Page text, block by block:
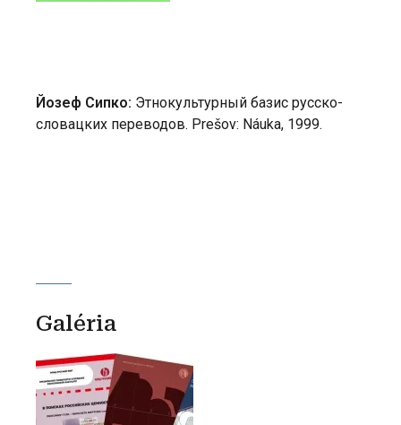
Йозеф Сипко: Этнокультурный базис русско-
словацких переводов. Prešov: Náuka, 1999.
Galéria